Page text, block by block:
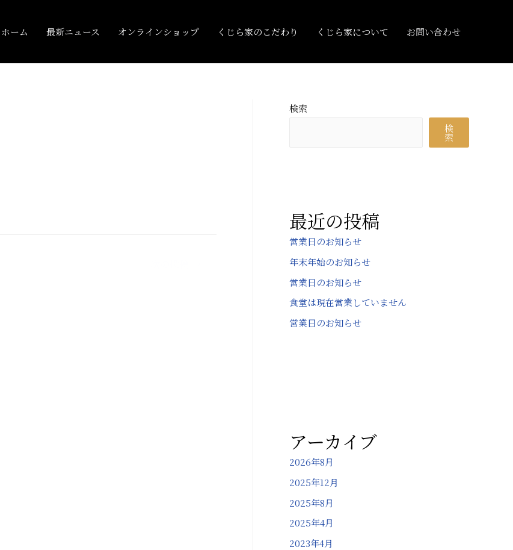
ホーム 最新ニュース オンラインショップ くじら家のこだわり くじら家について お問い合わせ
検索
検
索
最近の投稿
営業日のお知らせ
年末年始のお知らせ
営業日のお知らせ
食堂は現在営業していません
営業日のお知らせ
アーカイブ
2026年8月
2025年12月
2025年8月
2025年4月
2023年4月